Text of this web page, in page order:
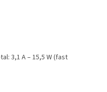
3,1 A – 15,5 W (fast